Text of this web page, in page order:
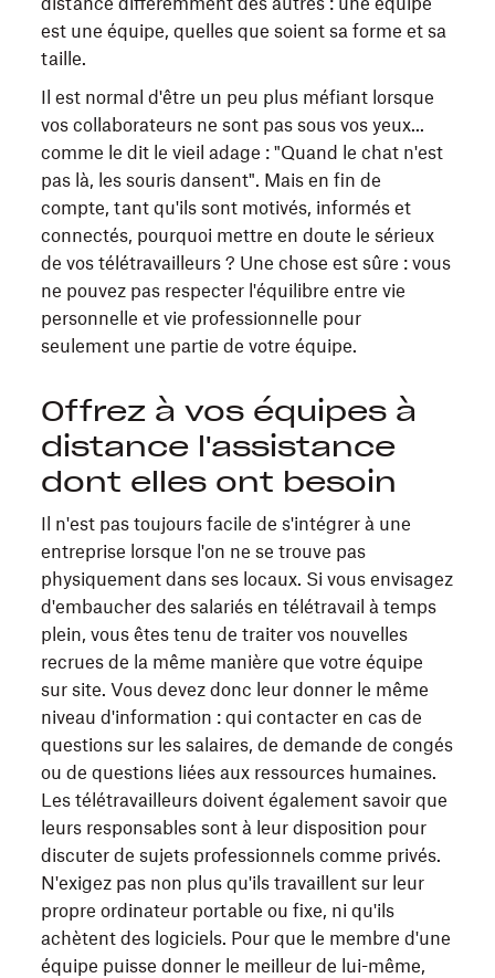
est une équipe, quelles que soient sa forme et sa
taille.
Il est normal d'être un peu plus méfiant lorsque
vos collaborateurs ne sont pas sous vos yeux...
comme le dit le vieil adage : "Quand le chat n'est
pas là, les souris dansent". Mais en fin de
compte, tant qu'ils sont motivés, informés et
connectés, pourquoi mettre en doute le sérieux
de vos télétravailleurs ? Une chose est sûre : vous
ne pouvez pas respecter l'équilibre entre vie
personnelle et vie professionnelle pour
seulement une partie de votre équipe.
Offrez à vos équipes à
distance l'assistance
dont elles ont besoin
Il n'est pas toujours facile de s'intégrer à une
entreprise lorsque l'on ne se trouve pas
physiquement dans ses locaux. Si vous envisagez
d'embaucher des salariés en télétravail à temps
plein, vous êtes tenu de traiter vos nouvelles
recrues de la même manière que votre équipe
sur site. Vous devez donc leur donner le même
niveau d'information : qui contacter en cas de
questions sur les salaires, de demande de congés
ou de questions liées aux ressources humaines.
Les télétravailleurs doivent également savoir que
leurs responsables sont à leur disposition pour
discuter de sujets professionnels comme privés.
N'exigez pas non plus qu'ils travaillent sur leur
propre ordinateur portable ou fixe, ni qu'ils
achètent des logiciels. Pour que le membre d'une
équipe puisse donner le meilleur de lui-même,